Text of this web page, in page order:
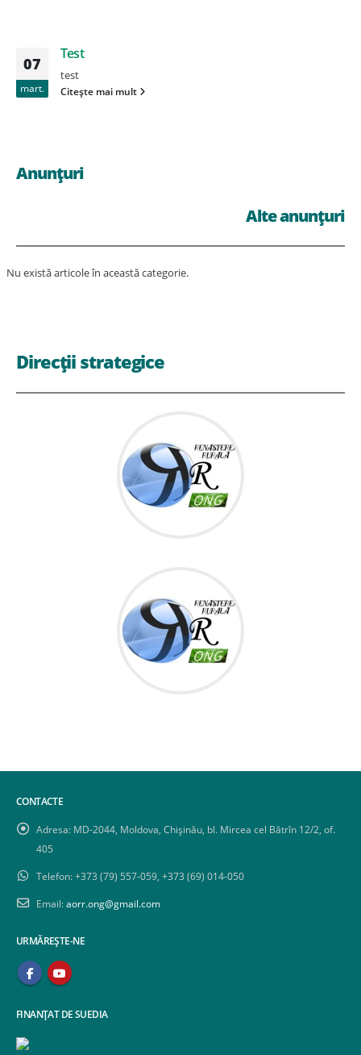
07
mart.
Test
test
Citește mai mult
Anunțuri
Alte anunțuri
Nu există articole în această categorie.
Direcții strategice
CONTACTE
Adresa: MD-2044, Moldova, Chișinău, bl. Mircea cel Bătrîn 12/2, of.
405
Telefon:+373 (79) 557-059, +373 (69) 014-050
Email:aorr.ong@gmail.com
URMĂREȘTE-NE
FINANȚAT DE SUEDIA